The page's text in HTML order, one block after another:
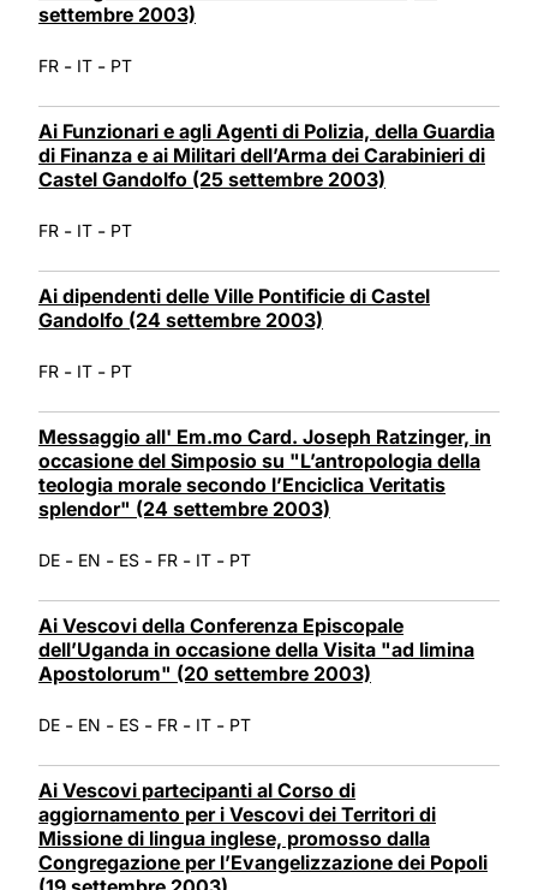
settembre 2003)
FR - IT - PT
Ai Funzionari e agli Agenti di Polizia, della Guardia
di Finanza e ai Militari dell’Arma dei Carabinieri di
Castel Gandolfo (25 settembre 2003)
FR - IT - PT
Ai dipendenti delle Ville Pontificie di Castel
Gandolfo (24 settembre 2003)
FR - IT - PT
Messaggio all' Em.mo Card. Joseph Ratzinger, in
occasione del Simposio su "L’antropologia della
teologia morale secondo l’Enciclica Veritatis
splendor" (24 settembre 2003)
DE - EN - ES - FR - IT - PT
Ai Vescovi della Conferenza Episcopale
dell’Uganda in occasione della Visita "ad limina
Apostolorum" (20 settembre 2003)
DE - EN - ES - FR - IT - PT
Ai Vescovi partecipanti al Corso di
aggiornamento per i Vescovi dei Territori di
Missione di lingua inglese, promosso dalla
Congregazione per l’Evangelizzazione dei Popoli